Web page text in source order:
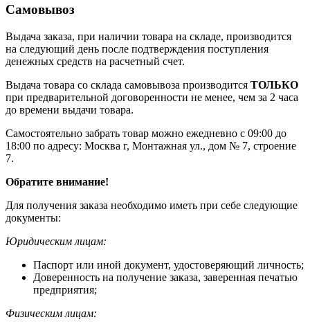
Самовывоз
Выдача заказа, при наличии товара на складе, производится
на следующий день после подтверждения поступления
денежных средств на расчетный счет.
Выдача товара со склада самовывоза производится ТОЛЬКО
при предварительной договоренности не менее, чем за 2 часа
до времени выдачи товара.
Самостоятельно забрать товар можно ежедневно с 09:00 до
18:00 по адресу: Москва г, Монтажная ул., дом № 7, строение
7.
Обратите внимание!
Для получения заказа необходимо иметь при себе следующие
документы:
Юридическим лицам:
Паспорт или иной документ, удостоверяющий личность;
Доверенность на получение заказа, заверенная печатью
предприятия;
Физическим лицам: